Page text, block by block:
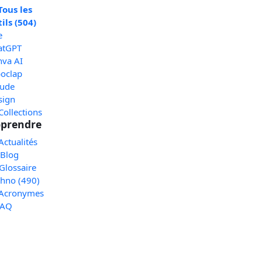
les
(504)
AI
(490)